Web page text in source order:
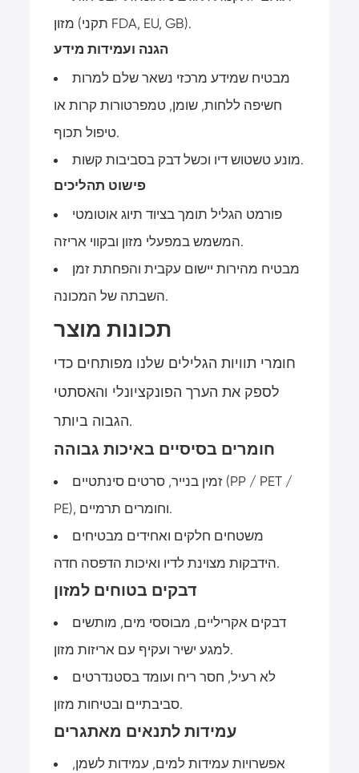
מזון (תקני FDA, EU, GB).
הגנה ועמידות מידע
מבטיח שמידע מרכזי נשאר שלם למרות
חשיפה ללחות, שומן, טמפרטורות קרות או
טיפול תכוף.
מונע טשטוש דיו וכשל דבק בסביבות קשות.
פישוט תהליכים
פורמט הגליל תומך בציוד תיוג אוטומטי
המשמש במפעלי מזון ובקווי אריזה.
מבטיח מהירות יישום עקבית והפחתת זמן
השבתה של המכונה.
תכונות מוצר
חומרי תוויות הגלילים שלנו מפותחים כדי
לספק את הערך הפונקציונלי והאסתטי
הגבוה ביותר.
חומרים בסיסיים באיכות גבוהה
זמין בנייר, סרטים סינתטיים (PP / PET /
PE), וחומרים תרמיים.
משטחים חלקים ואחידים מבטיחים
הידבקות מצוינת לדיו ואיכות הדפסה חדה.
דבקים בטוחים למזון
דבקים אקריליים, מבוססי מים, מותשים
למגע ישיר ועקיף עם אריזות מזון.
לא רעיל, חסר ריח ועומד בסטנדרטים
סביבתיים ובטיחות מזון.
עמידות לתנאים מאתגרים
אפשרויות עמידות למים, עמידות לשמן,